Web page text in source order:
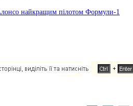
найкращим пілотом Формули-1